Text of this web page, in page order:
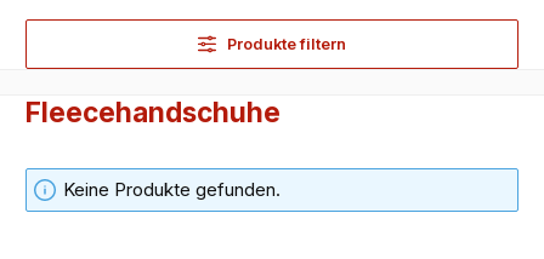
Produkte filtern
Fleecehandschuhe
Keine Produkte gefunden.